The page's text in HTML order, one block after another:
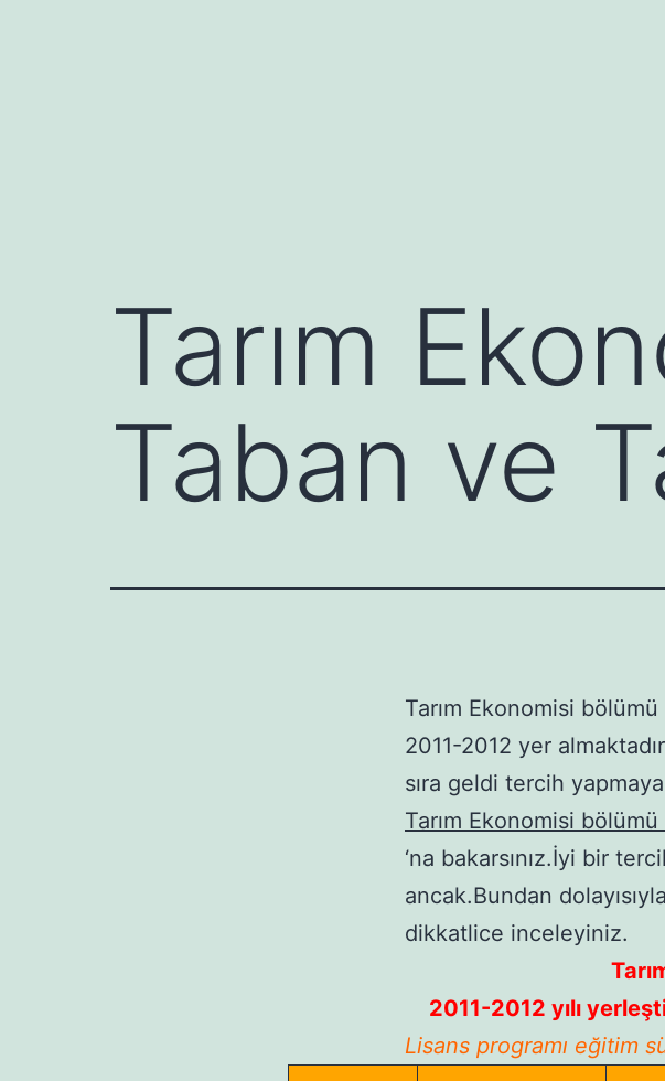
Tarım
Taban ve
Tarım Ekonomisi
2011-2012 yer
sıra geldi tercih
Tarım Ekonomisi
‘na bakarsınız.İyi bir
ancak.Bundan
dikkatlice inceleyiniz.
2011-2012 yılı
Lisans programı eğitim